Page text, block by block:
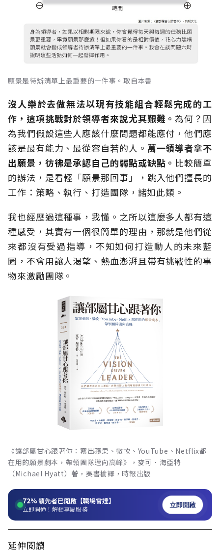
願景是待辦清單上最重要的一件事。取自本書
沒人樂於去做無法以現有技能組合輕鬆完成的工
作，這項挑戰對於領導者來說尤其艱難。為何？因
為我們假設這些人應該什麼問題都能應付，他們應
該是最有能力、最從容自若的人。 萬一領導者拿不
出願景，彷彿是承認自己的弱點或缺點。 比較簡單
的辦法，是看輕「願景那回事」，跳入他們擅長的
工作：策略、執行、打造團隊，諸如此類。
我也經歷過這種事，我懂。之所以這麼多人都有這
種感受，其實有一個很簡單的理由，那就是他們從
來都沒有受過指導，不知如何打造動人的未來藍
圖，不會用讓人渴望、熱血澎湃且帶有挑戰性的事
物來激勵團隊。
《讓部屬甘心跟著你：寫出蘋果、微軟、YouTube、Netflix都
在用的願景劇本，帶領團隊邁向高峰》，麥可．海亞特
（Michael Hyatt）著，吳書榆譯，時報出版
72%領先者已開啟【職場雷達】
立即開通！解鎖專屬服務 立即開啟
延伸閱讀